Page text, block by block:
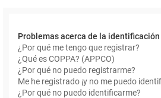
Problemas acerca de la
¿Por qué me tengo que registrar?
¿Qué es COPPA? (APPCO)
¿Por qué no puedo registrarme?
Me he registrado ¡y no me puedo
¿Por qué no puedo identificarme?